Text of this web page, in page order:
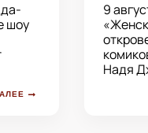
шоу
9
Надя